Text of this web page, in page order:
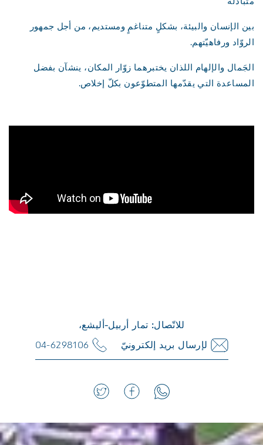
بين الإنسان والبيئة، بشكلٍ متناغمٍ ومستديم، من أجل جمهور
الروّاد ورفاهيّتهم.
الجَمال والإلهام اللذان يختبرهما زوّار المكان، ينشآن بفضل
المساعدة التي يقدّمها المتطوّعون بكلّ إخلاص.
للاتّصال: تمار أربيل-أليشع،
لإرسال بريد إلكترونيّ
04-6298106